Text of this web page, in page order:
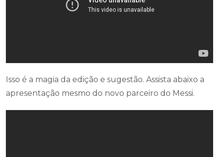
Isso é a magia da edição e sugestão. Assista abaixo a
apresentação mesmo do novo parceiro do Messi.